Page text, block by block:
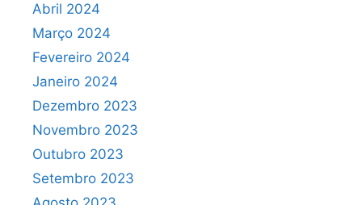
Abril 2024
Março 2024
Fevereiro 2024
Janeiro 2024
Dezembro 2023
Novembro 2023
Outubro 2023
Setembro 2023